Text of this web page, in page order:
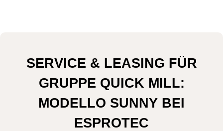
SERVICE & LEASING FÜR
GRUPPE QUICK MILL:
MODELLO SUNNY BEI
ESPROTEC